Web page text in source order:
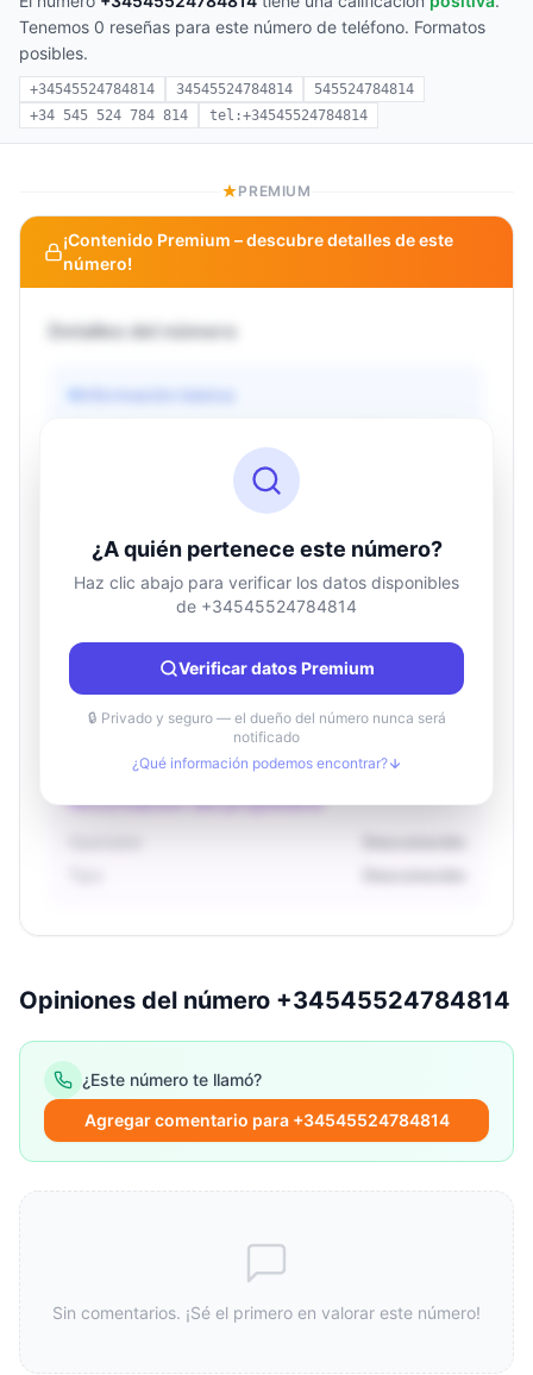
Tenemos 0 reseñas para este número de teléfono. Formatos
posibles.
+34545524784814 34545524784814
545524784814
+34 545 524 784 814
tel:+34545524784814
PREMIUM
¡Contenido Premium – descubre detalles de este
número!
Detalles del número
Información básica
Información de ubicación
País
Desconocido
Ciudad
Desconocido
Región
Desconocido
Información del propietario
¿A quién pertenece este número?
Haz clic abajo para verificar los datos disponibles
de +34545524784814
Verificar datos Premium
🔒 Privado y seguro — el dueño del número nunca será
notificado
¿Qué información podemos encontrar?
Opiniones del número +34545524784814
¿Este número te llamó?
Agregar comentario para +34545524784814
Sin comentarios. ¡Sé el primero en valorar este número!